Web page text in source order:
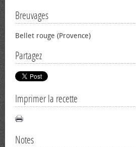
Breuvages
Bellet rouge (Provence)
Partagez
Imprimer la recette
Notes